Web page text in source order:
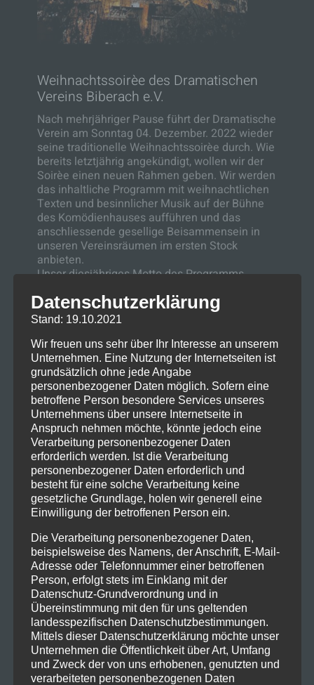
Weihnachtssoirèe des Dramatischen
Vereins Biberach e.V.
Nach mehrjähriger Pause führt der Dramatische
Verein am Sonntag 04. Dezember. 2022 wieder
seine traditionelle Weihnachtssoirèe durch. Wie
bereits letztjährig angekündigt, wollen wir der
Soirèe einen neuen Rahmen geben. Wir werden
das inhaltliche Programm mit weihnachtlichen
Texten und besinnlicher Musik auf der Bühne
des Komödienhauses aufführen und das
anschliessende gesellige Beisammensein in
unseren Vereinsräumen im ersten Stock
anbieten.
Unser diesjähriges Motto des Programms
Adventszeit ohne unsere Kinder?“
Sie können sich auf Besinnliches und Heiteres
Kinder und Enkel herzlich willkommen.
´
Veranstaltung: Komödienhaus
Sonntag, 04. Dezember 2022 (2. Advent)
Beginn 19.30 Uhr, Saalöffnung 18.30 Uhr
Eintrittspreis: Erwachsene 13 Euro, Kinder und
Jugendliche 8 Euro
Nur Abendkasse
Im Anschluss laden wir Sie recht herzlich zu
einem kleinen Essen in unsere Vereinsräume
ein.
freudiges und besinnliches Zusammensein.
Herzliche Grüße
Dramatischer Verein Biberach e.V.
So. 04.12.2022 (2.Advent) 19:30 Uhr
Komödienhaus
Datenschutzerklärung
Stand: 19.10.2021
Wir freuen uns sehr über Ihr Interesse an unserem
Unternehmen. Eine Nutzung der Internetseiten ist
grundsätzlich ohne jede Angabe
personenbezogener Daten möglich. Sofern eine
betroffene Person besondere Services unseres
Unternehmens über unsere Internetseite in
Anspruch nehmen möchte, könnte jedoch eine
Verarbeitung personenbezogener Daten
erforderlich werden. Ist die Verarbeitung
personenbezogener Daten erforderlich und
besteht für eine solche Verarbeitung keine
gesetzliche Grundlage, holen wir generell eine
Einwilligung der betroffenen Person ein.
Die Verarbeitung personenbezogener Daten,
beispielsweise des Namens, der Anschrift, E-Mail-
Adresse oder Telefonnummer einer betroffenen
Person, erfolgt stets im Einklang mit der
Datenschutz-Grundverordnung und in
Übereinstimmung mit den für uns geltenden
landesspezifischen Datenschutzbestimmungen.
Mittels dieser Datenschutzerklärung möchte unser
Unternehmen die Öffentlichkeit über Art, Umfang
und Zweck der von uns erhobenen, genutzten und
verarbeiteten personenbezogenen Daten